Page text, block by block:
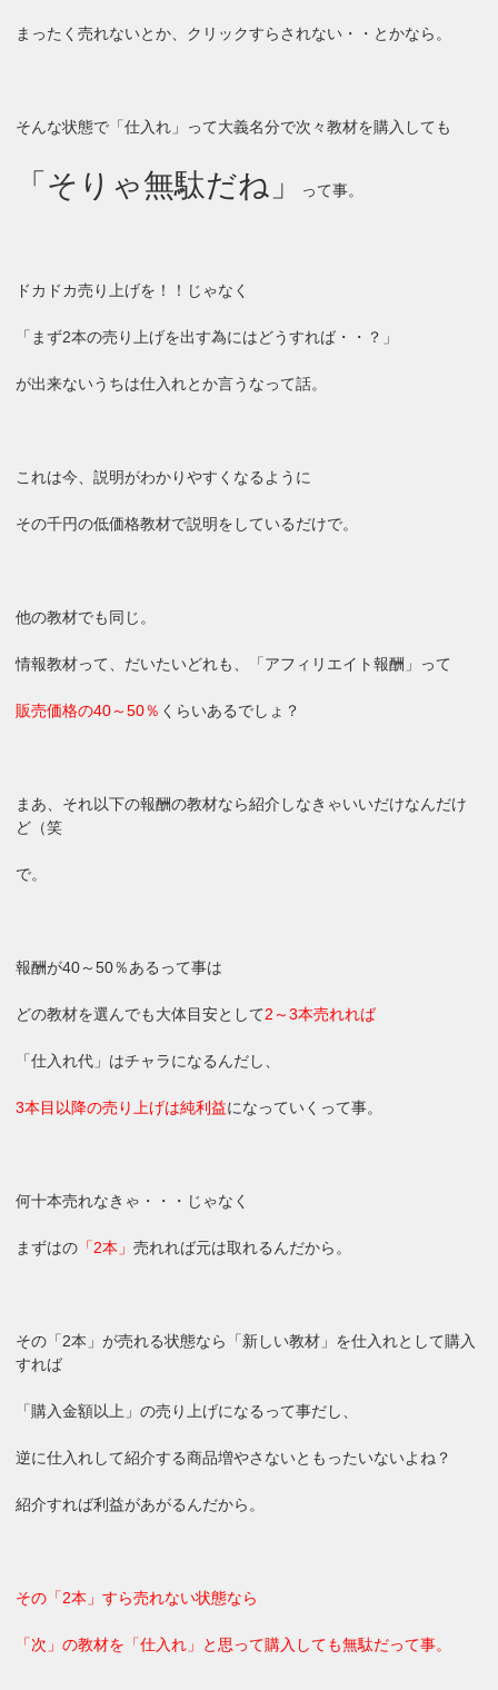
まったく売れないとか、クリックすらされない・・とかなら。
そんな状態で「仕入れ」って大義名分で次々教材を購入しても
「そりゃ無駄だね」 って事。
ドカドカ売り上げを！！じゃなく
「まず2本の売り上げを出す為にはどうすれば・・？」
が出来ないうちは仕入れとか言うなって話。
これは今、説明がわかりやすくなるように
その千円の低価格教材で説明をしているだけで。
他の教材でも同じ。
情報教材って、だいたいどれも、「アフィリエイト報酬」って
販売価格の40～50％ くらいあるでしょ？
まあ、それ以下の報酬の教材なら紹介しなきゃいいだけなんだけ
ど（笑
で。
報酬が40～50％あるって事は
どの教材を選んでも大体目安として2～3本売れれば
「仕入れ代」はチャラになるんだし、
3本目以降の売り上げは純利益になっていくって事。
何十本売れなきゃ・・・じゃなく
まずはの 「2本」売れれば元は取れるんだから。
その「2本」が売れる状態なら「新しい教材」を仕入れとして購入
すれば
「購入金額以上」の売り上げになるって事だし、
逆に仕入れして紹介する商品増やさないともったいないよね？
紹介すれば利益があがるんだから。
その「2本」すら売れない状態なら
「次」の教材を「仕入れ」と思って購入しても無駄だって事。